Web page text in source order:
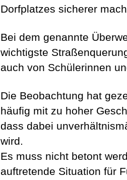
Dorfplatzes sicherer
Bei dem genannte
wichtigste
auch von Schülerinnen
Die Beobachtung hat
häufig mit zu hoher
dass dabei
wird.
Es muss nicht betont
auftretende Situation für